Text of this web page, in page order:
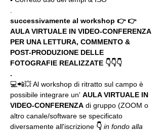
successivamente al workshop 👉 👉
AULA VIRTUALE IN VIDEO-CONFERENZA
PER UNA LETTURA, COMMENTO &
POST-PRODUZIONE DELLE
FOTOGRAFIE REALIZZATE 👇👇👇
.
💻📲💥 Al workshop di ritratto sul campo è
possibile integrare un' AULA VIRTUALE IN
VIDEO-CONFERENZA di gruppo (ZOOM o
altro canale/software se specificato
diversamente all'iscrizione 👇 in fondo alla